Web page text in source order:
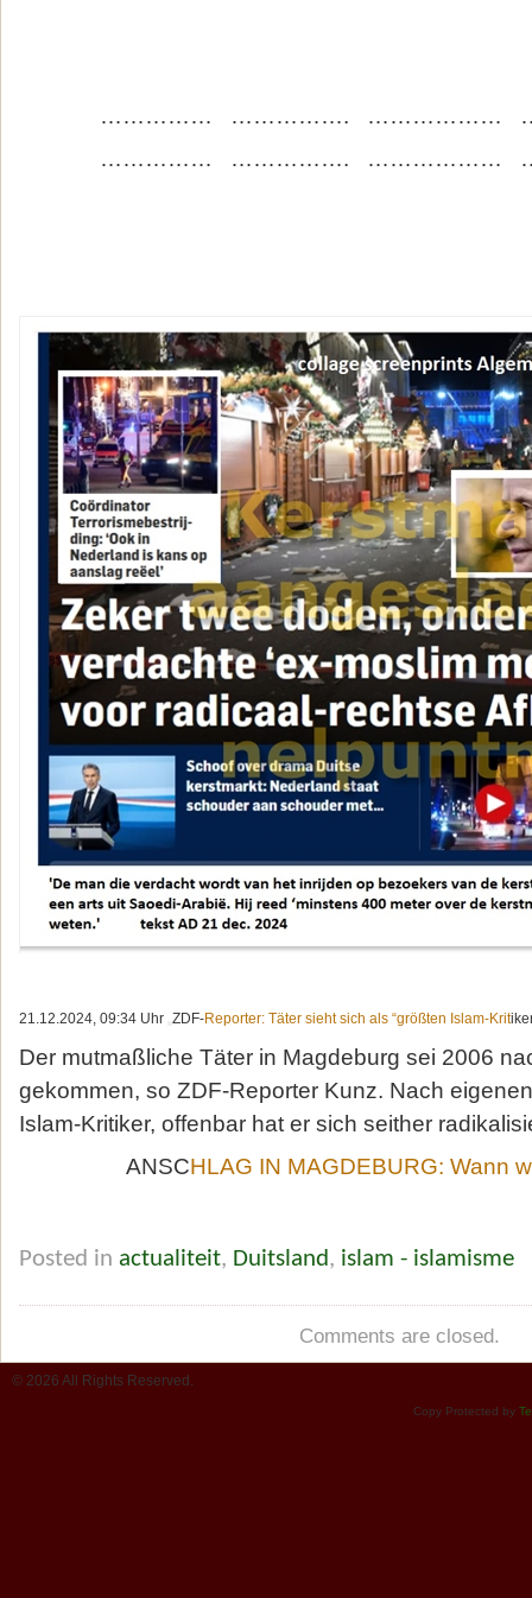
…………… ……………. ………………
…………… ……………. ………………
21.12.2024, 09:34 Uhr ZDF-Reporter: Täter sieht sich als “größten Islam-Krit
Der mutmaßliche Täter in Magdeburg sei 2006
gekommen, so ZDF-Reporter Kunz. Nach
Islam-Kritiker, offenbar hat er sich seither
ANSCHLAG IN MAGDEBURG: Wann
Posted in actualiteit, Duitsland, islam - islamisme
Comments are closed.
© 2026 All Rights Reserved.
Copy Protected by